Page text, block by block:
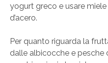
yogurt greco e usare
d’acero.
Per quanto riguarda la
dalle albicocche e pesche